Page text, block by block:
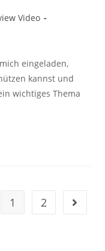
Video
eingeladen,
kannst und
wichtiges Thema
1 2